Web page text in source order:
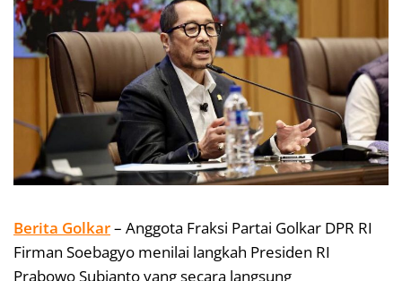
Berita Golkar– Anggota Fraksi Partai Golkar DPR RI
Firman Soebagyo menilai langkah Presiden RI
Prabowo Subianto yang secara langsung